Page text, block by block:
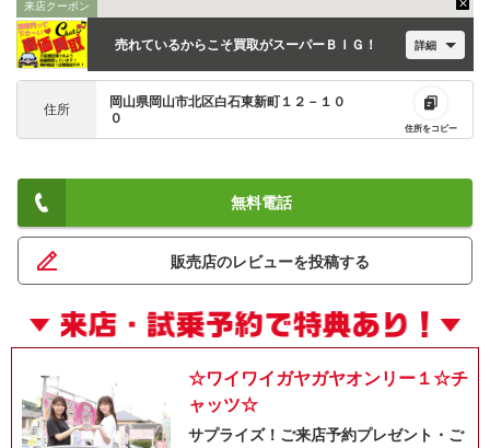
来店クーポン
売れているからこそ買取がスーパーＢＩＧ！ 詳細
住所
岡山県岡山市北区白石東新町１２－１０
０
住所をコピー
無料電話
販売店のレビューを投稿する
☆ワイワイガヤガヤオンリー１☆チ
ャッツ☆
サプライズ！ご来店予約プレゼント・ご